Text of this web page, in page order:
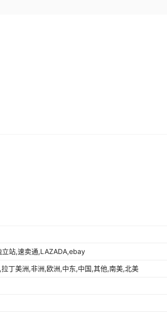
站,速卖通,LAZADA,ebay
丁美洲,非洲,欧洲,中东,中国,其他,南美,北美